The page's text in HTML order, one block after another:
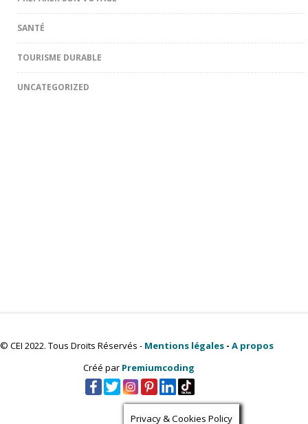
SANTÉ
TOURISME DURABLE
UNCATEGORIZED
© CEI 2022. Tous Droits Réservés - Mentions légales - A propos
Créé par Premiumcoding
Privacy & Cookies Policy